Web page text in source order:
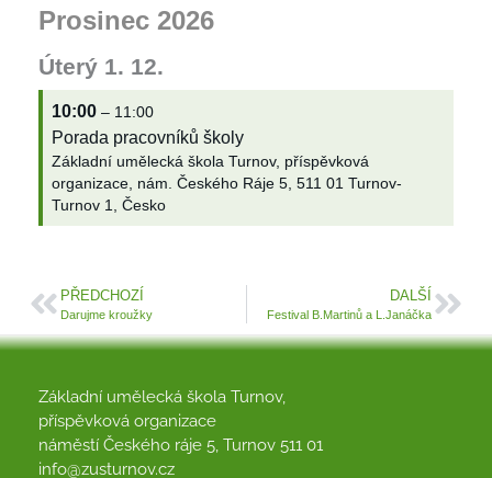
Prosinec 2026
Úterý 1. 12.
10:00 – 11:00
Porada pracovníků školy
Základní umělecká škola Turnov, příspěvková
organizace, nám. Českého Ráje 5, 511 01 Turnov-
Turnov 1, Česko
PŘEDCHOZÍ
Darujme kroužky
DALŠÍ
Festival B.Martinů a L.Janáčka
Základní umělecká škola Turnov,
příspěvková organizace
náměstí Českého ráje 5, Turnov 511 01
info@zusturnov.cz